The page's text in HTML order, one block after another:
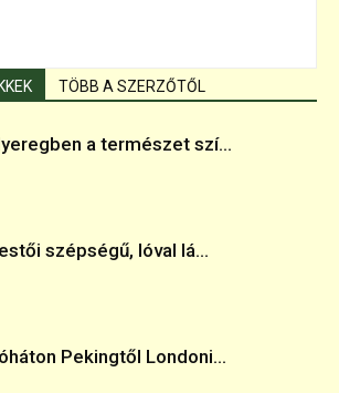
TÖBB A SZERZŐTŐL
a természet szí...
szépségű, lóval lá...
Pekingtől Londoni...